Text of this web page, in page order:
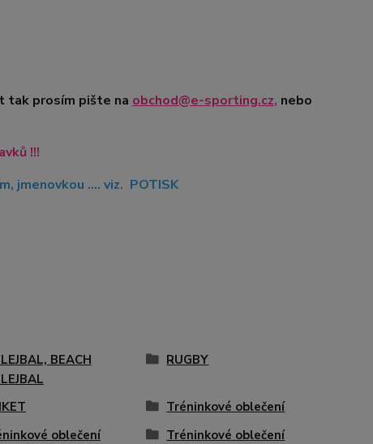
tak prosím pište na obchod@e-sporting.cz, nebo
!!!
jmenovkou .... viz. POTISK
BEACH
RUGBY
Tréninkové oblečení
oblečení
Tréninkové oblečení